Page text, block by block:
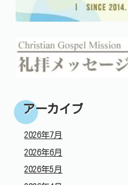
アーカイブ
2026年7月
2026年6月
2026年5月